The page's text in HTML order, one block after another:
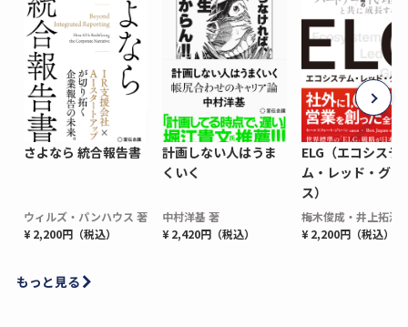
さよなら 統合報告書
ウィルズ・パンハウス 著
¥ 2,200円（税込）
計画しない人はうま
くいく
中村洋基 著
¥ 2,420円（税込）
ELG（エコシステ
ム・レッド・グロ
ス）
梅木俊成・井上拓海
¥ 2,200円（税込）
もっと見る